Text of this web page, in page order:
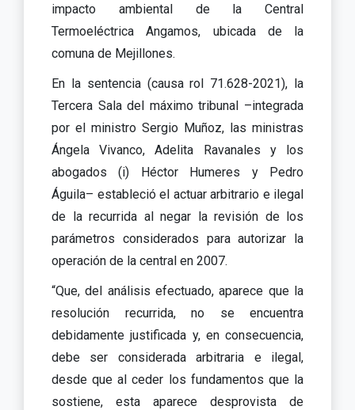
impacto ambiental de la Central
Termoeléctrica Angamos, ubicada de la
comuna de Mejillones.
En la sentencia (causa rol 71.628-2021), la
Tercera Sala del máximo tribunal –integrada
por el ministro Sergio Muñoz, las ministras
Ángela Vivanco, Adelita Ravanales y los
abogados (i) Héctor Humeres y Pedro
Águila– estableció el actuar arbitrario e ilegal
de la recurrida al negar la revisión de los
parámetros considerados para autorizar la
operación de la central en 2007.
“Que, del análisis efectuado, aparece que la
resolución recurrida, no se encuentra
debidamente justificada y, en consecuencia,
debe ser considerada arbitraria e ilegal,
desde que al ceder los fundamentos que la
sostiene, esta aparece desprovista de